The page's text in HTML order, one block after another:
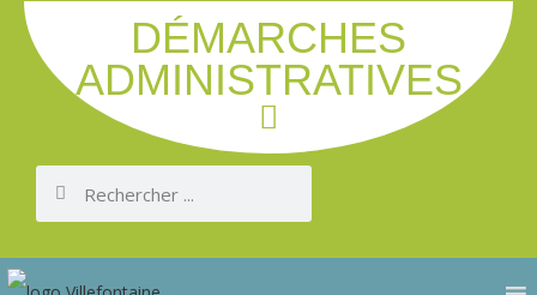
DÉMARCHES
ADMINISTRATIVES